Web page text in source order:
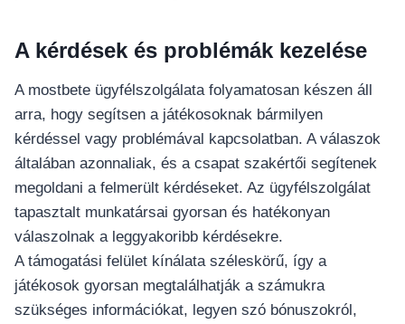
A kérdések és problémák kezelése
A mostbete ügyfélszolgálata folyamatosan készen áll
arra, hogy segítsen a játékosoknak bármilyen
kérdéssel vagy problémával kapcsolatban. A válaszok
általában azonnaliak, és a csapat szakértői segítenek
megoldani a felmerült kérdéseket. Az ügyfélszolgálat
tapasztalt munkatársai gyorsan és hatékonyan
válaszolnak a leggyakoribb kérdésekre.
A támogatási felület kínálata széleskörű, így a
játékosok gyorsan megtalálhatják a számukra
szükséges információkat, legyen szó bónuszokról,